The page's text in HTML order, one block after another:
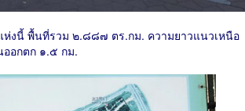
งนี้ พื้นที่รวม ๒.๘๘๗ ตร.กม. ความยาวแนวเหนือ
อกตก ๑.๕ กม.